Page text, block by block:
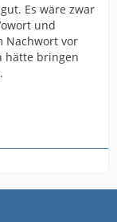
Es wäre zwar
und
Nachwort vor
hätte bringen